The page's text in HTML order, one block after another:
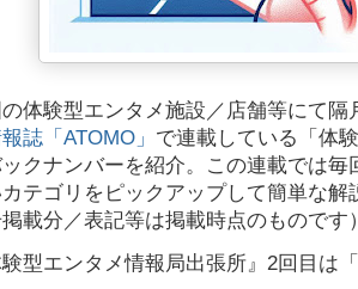
体験型エンタメ施設／店舗等にて隔
誌「ATOMO」 で連載している「体
クナンバーを紹介。この連載では
カテゴリをピックアップして簡単な
掲載分／表記等は掲載時点のものです
験型エンタメ情報局出張所』2回目は